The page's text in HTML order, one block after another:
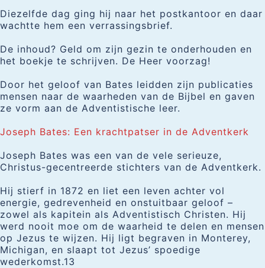
Diezelfde dag ging hij naar het postkantoor en daar
wachtte hem een verrassingsbrief.
De inhoud? Geld om zijn gezin te onderhouden en
het boekje te schrijven. De Heer voorzag!
Door het geloof van Bates leidden zijn publicaties
mensen naar de waarheden van de Bijbel en gaven
ze vorm aan de Adventistische leer.
Joseph Bates: Een krachtpatser in de Adventkerk
Joseph Bates was een van de vele serieuze,
Christus-gecentreerde stichters van de Adventkerk.
Hij stierf in 1872 en liet een leven achter vol
energie, gedrevenheid en onstuitbaar geloof –
zowel als kapitein als Adventistisch Christen. Hij
werd nooit moe om de waarheid te delen en mensen
op Jezus te wijzen. Hij ligt begraven in Monterey,
Michigan, en slaapt tot Jezus’ spoedige
wederkomst.13